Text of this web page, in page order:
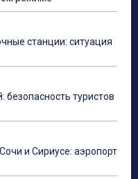
станции: ситуация
безопасность туристов
и Сириусе: аэропорт